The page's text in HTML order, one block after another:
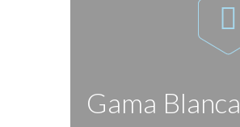

Gama Blanca